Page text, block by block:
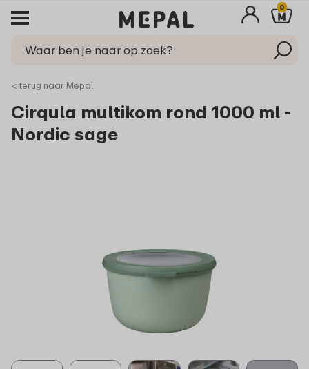
0
< terug naar Mepal
Cirqula multikom rond 1000 ml -
Nordic sage